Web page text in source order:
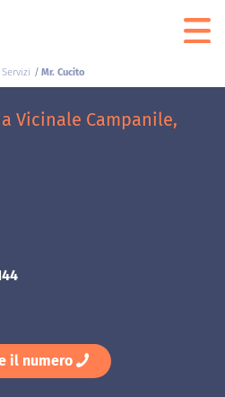
Servizi Mr. Cucito
Vicinale Campanile,
il numero